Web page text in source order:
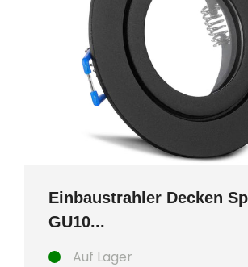
Einbaustrahler Decken
GU10...
Auf Lager